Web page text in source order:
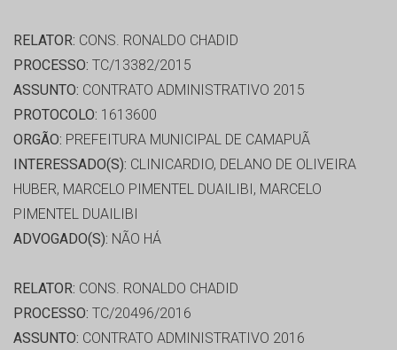
RELATOR: CONS. RONALDO CHADID
PROCESSO: TC/13382/2015
ASSUNTO: CONTRATO ADMINISTRATIVO 2015
PROTOCOLO: 1613600
ORGÃO: PREFEITURA MUNICIPAL DE CAMAPUÃ
INTERESSADO(S): CLINICARDIO, DELANO DE OLIVEIRA
HUBER, MARCELO PIMENTEL DUAILIBI, MARCELO
PIMENTEL DUAILIBI
ADVOGADO(S): NÃO HÁ
RELATOR: CONS. RONALDO CHADID
PROCESSO: TC/20496/2016
ASSUNTO: CONTRATO ADMINISTRATIVO 2016